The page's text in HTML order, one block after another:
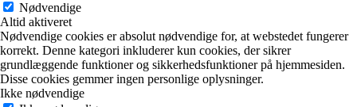
Nødvendige
Altid aktiveret
Nødvendige cookies er absolut nødvendige for, at webstedet fungerer
korrekt. Denne kategori inkluderer kun cookies, der sikrer
grundlæggende funktioner og sikkerhedsfunktioner på hjemmesiden.
Disse cookies gemmer ingen personlige oplysninger.
Ikke nødvendige